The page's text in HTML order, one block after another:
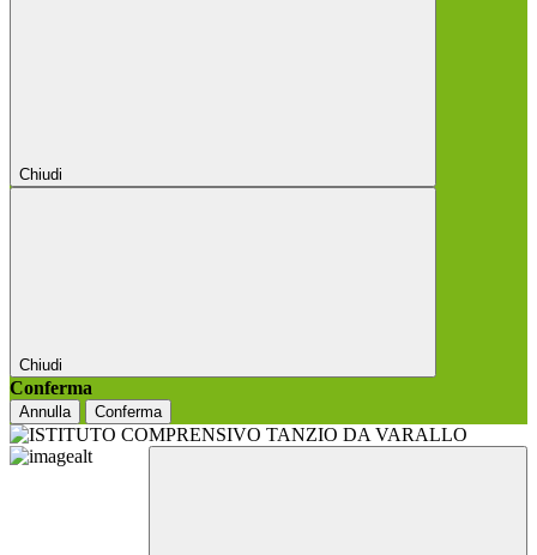
Chiudi
Chiudi
Conferma
Annulla Conferma